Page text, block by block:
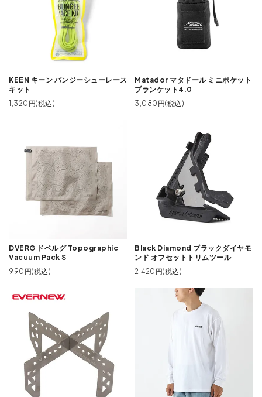
KEEN キーン バンジーシューレース
キット
1,320円(税込)
Matador マタドール ミニポケット
ブランケット4.0
3,080円(税込)
DVERG ドベルグ Topographic
Vacuum Pack S
990円(税込)
Black Diamond ブラックダイヤモ
ンド オフセットトリムツール
2,420円(税込)